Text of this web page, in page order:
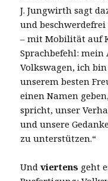
J. Jungwirth sagt
und
– mit Mobilität auf
Sprachbefehl:
Volkswagen, ich
unserem besten
einen Namen
spricht, unser
und unsere
zu unterstützen.“
Undviertens geht